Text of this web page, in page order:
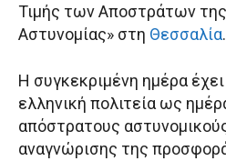
Τιμής των Αποστράτων
Αστυνομίας» στη Θεσσαλία.
H συγκεκριμένη ημέρα
ελληνική πολιτεία ως
απόστρατους
αναγνώρισης της